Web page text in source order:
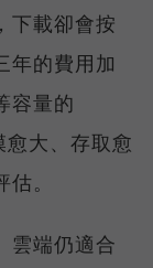
下載卻會按
年的費用加
容量的
大、存取愈
。
雲端仍適合